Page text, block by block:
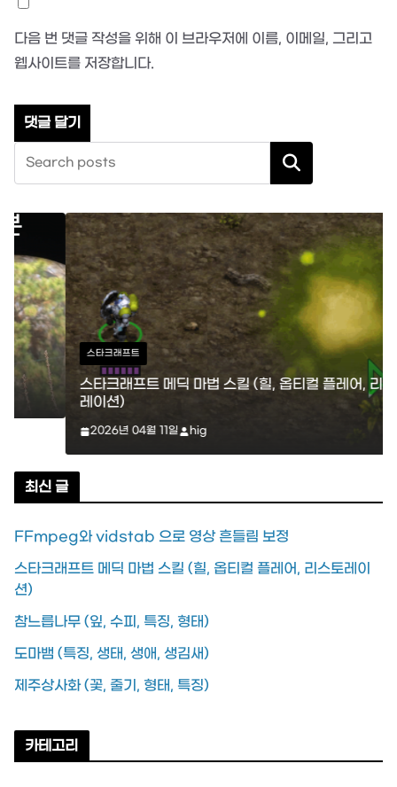
다음 번 댓글 작성을 위해 이 브라우저에 이름, 이메일, 그리고
웹사이트를 저장합니다.
검색
스타크래프트
스타크래프트 메딕 마법 스킬 (힐, 옵티컬 플레어, 리스토
레이션)
2026년 04월 11일 hig
최신 글
FFmpeg와 vidstab 으로 영상 흔들림 보정
스타크래프트 메딕 마법 스킬 (힐, 옵티컬 플레어, 리스토레이
션)
참느릅나무 (잎, 수피, 특징, 형태)
도마뱀 (특징, 생태, 생애, 생김새)
제주상사화 (꽃, 줄기, 형태, 특징)
카테고리